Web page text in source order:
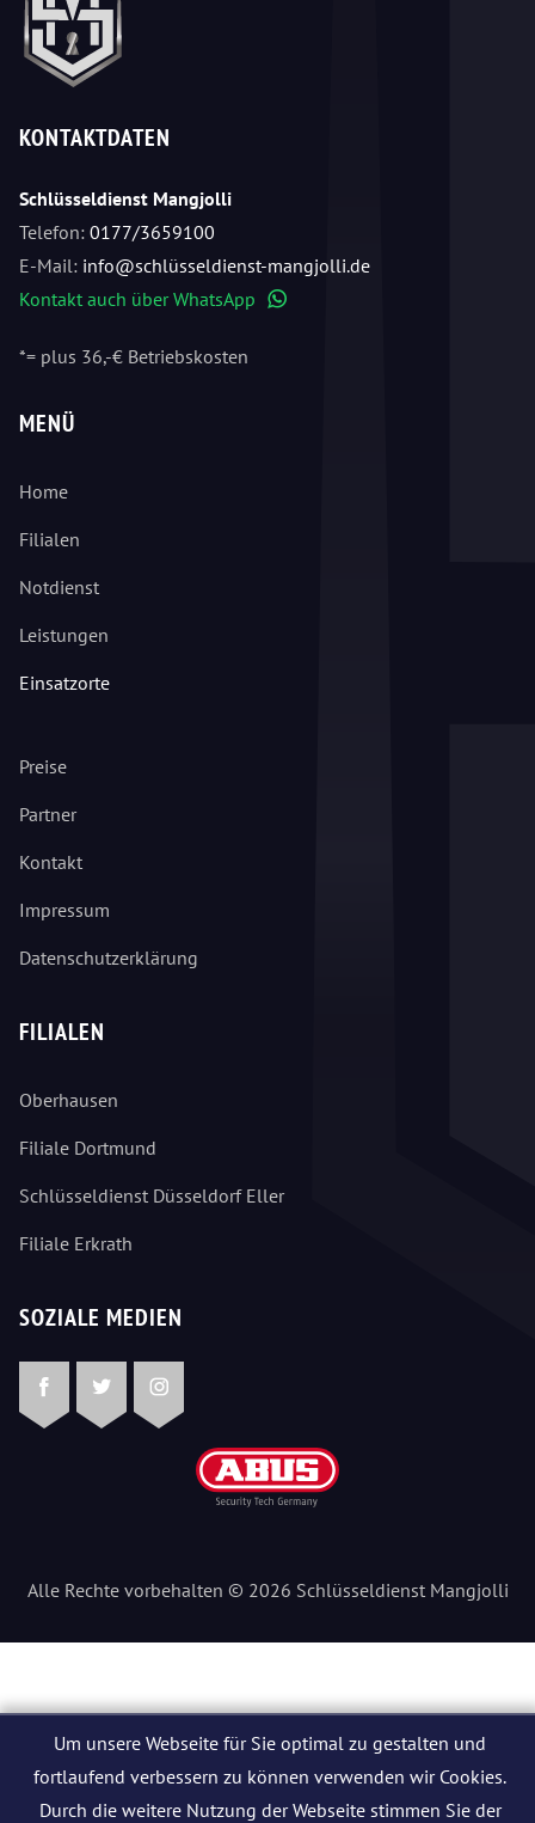
KONTAKTDATEN
Schlüsseldienst Mangjolli
Telefon: 0177/3659100
E-Mail: info@schlüsseldienst-mangjolli.de
Kontakt auch über WhatsApp
*= plus 36,-€ Betriebskosten
MENÜ
Home
Filialen
Notdienst
Leistungen
Einsatzorte
Preise
Partner
Kontakt
Impressum
Datenschutzerklärung
FILIALEN
Oberhausen
Filiale Dortmund
Schlüsseldienst Düsseldorf Eller
Filiale Erkrath
SOZIALE MEDIEN
FacebookTwitterInstagram
Alle Rechte vorbehalten © 2026 Schlüsseldienst Mangjolli
Um unsere Webseite für Sie optimal zu gestalten und
fortlaufend verbessern zu können verwenden wir Cookies.
Durch die weitere Nutzung der Webseite stimmen Sie der